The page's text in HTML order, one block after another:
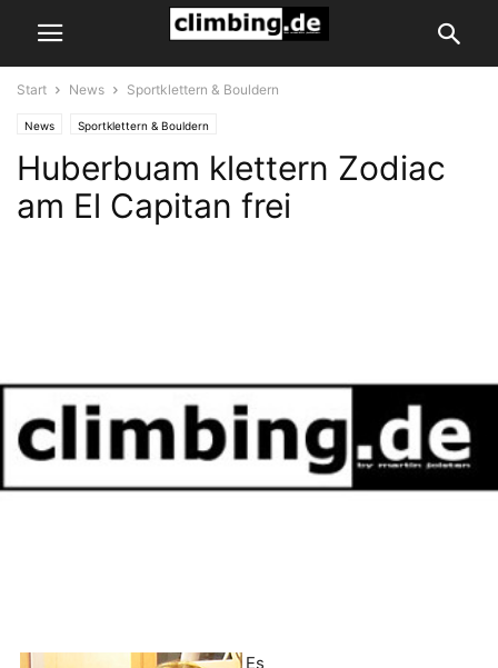
Start News Sportklettern & Bouldern
News Sportklettern & Bouldern
Huberbuam klettern Zodiac
am El Capitan frei
Es